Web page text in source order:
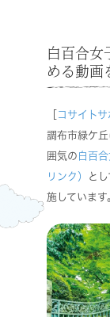
白百合女
める動画
コサイト
調布市緑ケ
囲気の 白百
リンク）
と
施しています